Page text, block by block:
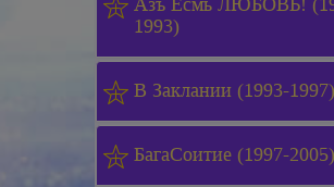
1993)
В Заклании (1993-1997)
БагаСоитие (1997-2005)